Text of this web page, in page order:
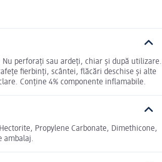
Nu perforați sau ardeți, chiar și după utilizare.
fierbinți, scântei, flăcări deschise și alte
Conține 4% componente inflamabile.
Propylene Carbonate, Dimethicone,
ambalaj.